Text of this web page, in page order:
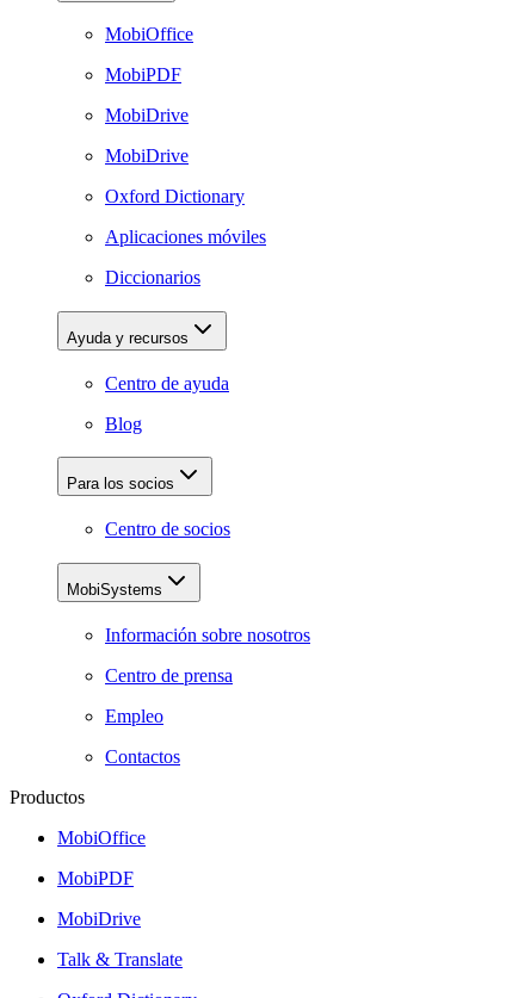
MobiOffice
MobiPDF
MobiDrive
MobiDrive
Oxford Dictionary
Aplicaciones móviles
Diccionarios
Ayuda y recursos
Centro de ayuda
Blog
Para los socios
Centro de socios
MobiSystems
Información sobre nosotros
Centro de prensa
Empleo
Contactos
Productos
MobiOffice
MobiPDF
MobiDrive
Talk & Translate